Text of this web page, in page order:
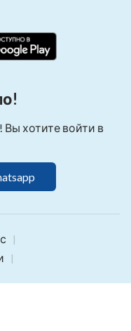
хотите войти в
|
|